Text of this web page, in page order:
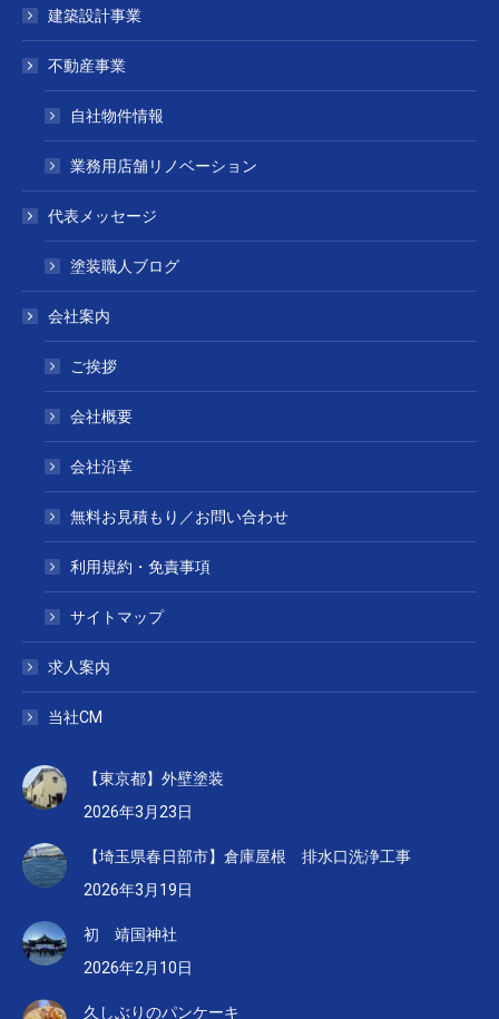
建築設計事業
不動産事業
自社物件情報
業務用店舗リノベーション
代表メッセージ
塗装職人ブログ
会社案内
ご挨拶
会社概要
会社沿革
無料お見積もり／お問い合わせ
利用規約・免責事項
サイトマップ
求人案内
当社CM
【東京都】外壁塗装
2026年3月23日
【埼玉県春日部市】倉庫屋根 排水口洗浄工事
2026年3月19日
初 靖国神社
2026年2月10日
久しぶりのパンケーキ